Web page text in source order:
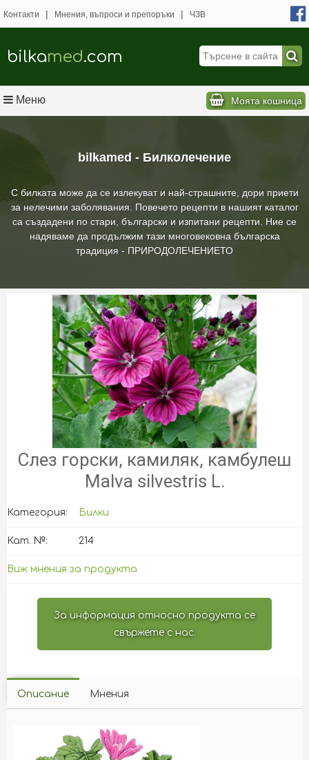
bilkamed - Билколечение
С билката може да се излекуват и най-страшните, дори приети
за нелечими заболявания. Повечето рецепти в нашият каталог
са създадени по стари, български и изпитани рецепти. Ние се
надяваме да продължим тази многовековна българска
традиция - ПРИРОДОЛЕЧЕНИЕТО
Контакти | Мнения, въпроси и препоръки | ЧЗВ
bilkamed.com
Меню Моята кошница
Слез горски, камиляк, камбулеш
Malva silvestris L.
Категория: Билки
Кат. №: 214
Виж мнения за продукта
За информация относно продукта се
свържете с нас.
Описание Мнения